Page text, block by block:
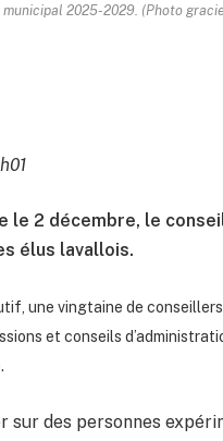
2025-2029. (Photo
le 2 décembre, le
élus lavallois.
une vingtaine de
et conseils
sur des personnes